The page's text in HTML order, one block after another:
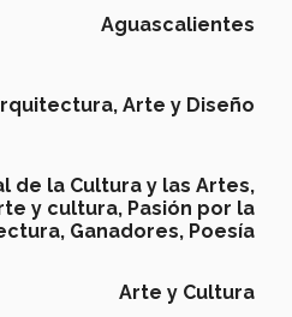
Aguascalientes
Arte y Diseño
de la Cultura y las Artes,
y cultura, Pasión por la
Ganadores, Poesía
Arte y Cultura